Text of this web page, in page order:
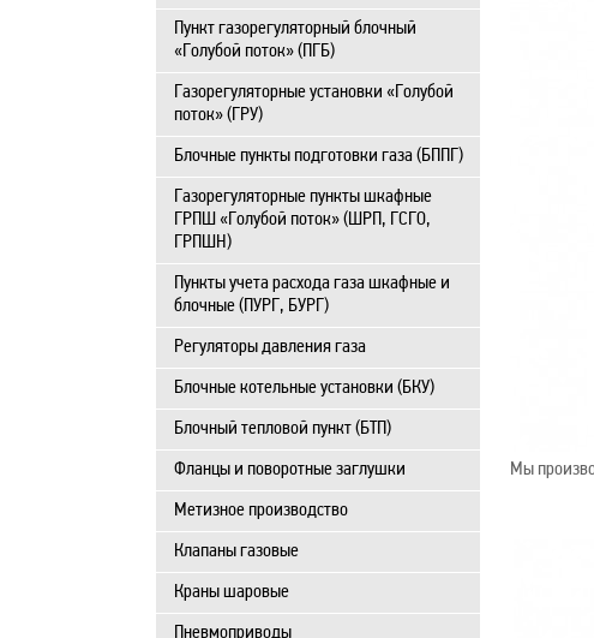
Пункт газорегуляторный блочный
«Голубой поток» (ПГБ)
Газорегуляторные установки «Голубой
поток» (ГРУ)
Блочные пункты подготовки газа (БППГ)
Газорегуляторные пункты шкафные
ГРПШ «Голубой поток» (ШРП, ГСГО,
ГРПШН)
Пункты учета расхода газа шкафные и
блочные (ПУРГ, БУРГ)
Регуляторы давления газа
Блочные котельные установки (БКУ)
Блочный тепловой пункт (БТП)
Фланцы и поворотные заглушки
Метизное производство
Клапаны газовые
Краны шаровые
Пневмоприводы
Мы